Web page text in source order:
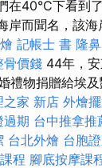
在40°C下看到
岸而聞名，該海
記帳士 書 隆鼻
骨價錢 44年，
禮物捐贈給埃及
之家 新店 外燴
過期 台中推拿推
台北外燴 台胞
程 腳底按摩課